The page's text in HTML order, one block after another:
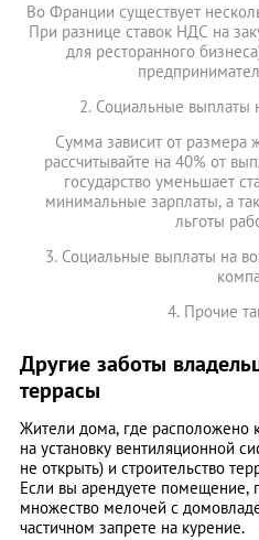
Во Франции существует
При разнице ставок НДС на
для ресторанного
2. Социальные выплаты
Сумма зависит от размера
рассчитывайте на 40% от
государство уменьшает
минимальные зарплаты, а
льготы
3. Социальные выплаты на
4. Прочие
Другие заботы
террасы
Жители дома, где расположено
на установку вентиляционной
не открыть) и строительство
Если вы арендуете помещение,
множество мелочей с
частичном запрете на курение.